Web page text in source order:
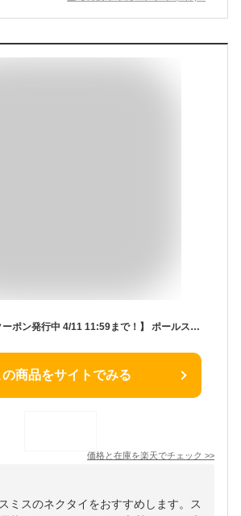
【最大1000円OFFクーポン発行中 4/11 11:59まで！】 ポールスミス Paul Smith ネクタイ メンズ シルク ブランド イタリア製 NECKTIE
の商品をサイトでみる
価格と在庫を楽天でチェック >>
ミスのネクタイをおすすめします。ス